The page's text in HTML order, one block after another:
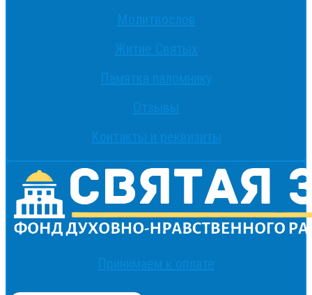
Молитвослов
Житие Святых
Памятка паломнику
Отзывы
Контакты и реквизиты
Принимаем к оплате